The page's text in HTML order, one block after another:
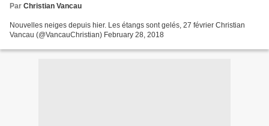
Par Christian Vancau
Nouvelles neiges depuis hier. Les étangs sont gelés, 27 février Christian
Vancau (@VancauChristian) February 28, 2018